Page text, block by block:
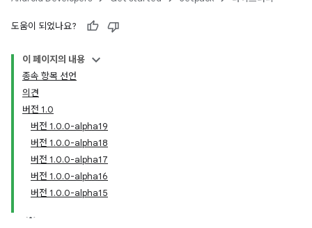
도움이 되었나요?
이 페이지의 내용
종속 항목 선언
의견
버전 1.0
버전 1.0.0-alpha19
버전 1.0.0-alpha18
버전 1.0.0-alpha17
버전 1.0.0-alpha16
버전 1.0.0-alpha15